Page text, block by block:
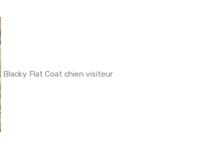
Blacky Flat Coat chien visiteur